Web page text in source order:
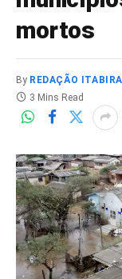
mortos
By REDAÇÃO
3 Mins Read